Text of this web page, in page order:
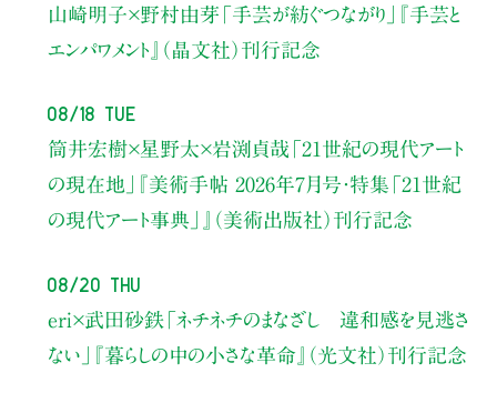
山崎明子×野村由芽 「手芸が紡ぐつながり」
『手芸と
エンパワメント』（晶文社）刊行記念
08/18 Tue
筒井宏樹×星野太×岩渕貞哉 「21世紀の現代アート
の現在地」
『美術手帖 2026年7月号・特集「21世紀
の現代アート事典」』（美術出版社）刊行記念
08/20 Thu
eri×武田砂鉄「ネチネチのまなざし 違和感を見逃さ
ない」
『暮らしの中の小さな革命』（光文社）刊行記念